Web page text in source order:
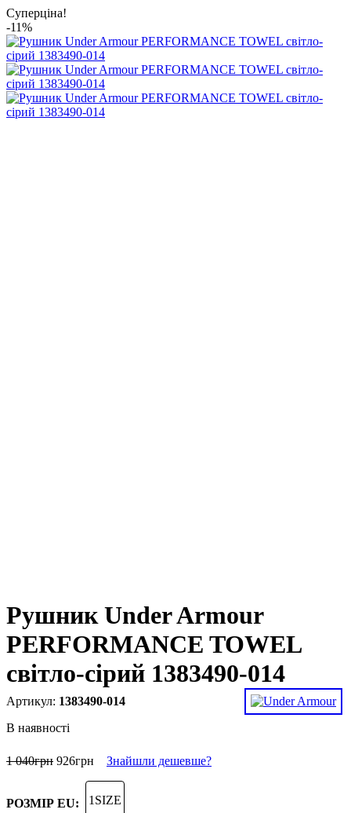
Суперціна!
-11%
Рушник Under Armour
PERFORMANCE TOWEL
світло-сірий 1383490-014
1383490-014
В наявності
1 040грн 926грн Знайшли дешевше?
РОЗМІР EU: 1SIZE